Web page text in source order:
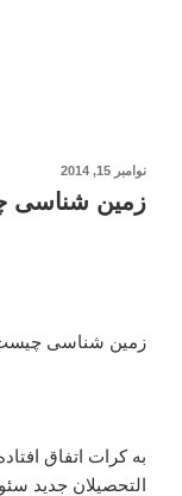
نوشته‌شده
نوامبر 15, 2014
زمین شناسی
زمین شناسی
به کرات اتفاق
التحصیلان جدید